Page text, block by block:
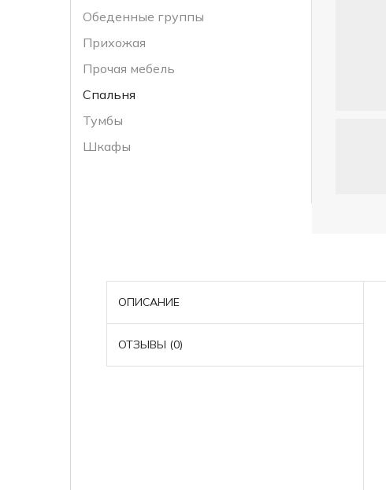
Обеденные группы
Прихожая
Прочая мебель
Спальня
Тумбы
Шкафы
ОПИСАНИЕ
ОТЗЫВЫ (0)